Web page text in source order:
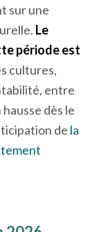
sur une
Le
période est
cultures,
entre
dès le
de la